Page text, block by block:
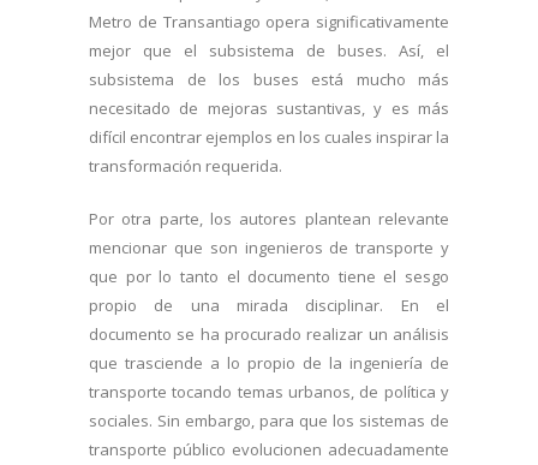
Metro de Transantiago opera significativamente
mejor que el subsistema de buses. Así, el
subsistema de los buses está mucho más
necesitado de mejoras sustantivas, y es más
difícil encontrar ejemplos en los cuales inspirar la
transformación requerida.
Por otra parte, los autores plantean relevante
mencionar que son ingenieros de transporte y
que por lo tanto el documento tiene el sesgo
propio de una mirada disciplinar. En el
documento se ha procurado realizar un análisis
que trasciende a lo propio de la ingeniería de
transporte tocando temas urbanos, de política y
sociales. Sin embargo, para que los sistemas de
transporte público evolucionen adecuadamente